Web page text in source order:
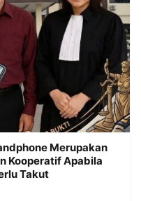
Merupakan
Kooperatif Apabila
Takut